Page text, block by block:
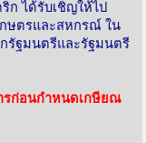
ได้รับเชิญให้ไป
กษตรและสหกรณ์ ใน
รัฐมนตรีและรัฐมนตรี
รก่อนกำหนดเกษียณ